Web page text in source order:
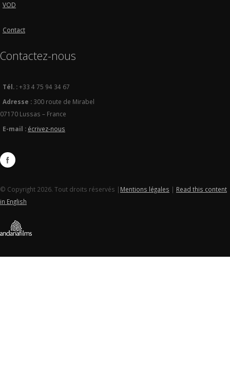
VOD
Contact
Contactez-nous
Tél. :+33 4 75 94 34 67
Adresse : 300 route de Mirabel
07170 Lussas – France
E-mail : écrivez-nous
© Copyright 2026. Tout droits réservés | Mentions légales | Read this content
in English